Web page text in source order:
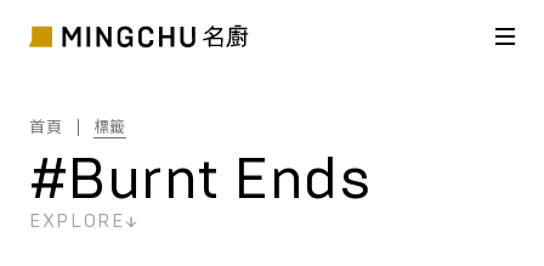
首頁 標籤
#Burnt Ends
EXPLORE